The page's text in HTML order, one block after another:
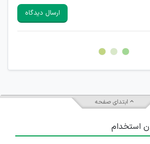
و کنایه به سایر افراد (مسئول و غیر مسئول)
هرگونه ملاقات حضوری چه به صورت دسته
ارسال دیدگاه
ابتدای صفحه
استخدام